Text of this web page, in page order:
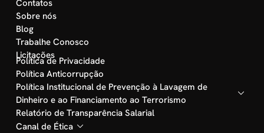
Contatos
Sobre nós
Blog
Trabalhe Conosco
Licitações
Política de Privacidade
Política Anticorrupção
Política Institucional de Prevenção à Lavagem de
Dinheiro e ao Financiamento ao Terrorismo
Relatório de Transparência Salarial
Canal de Ética